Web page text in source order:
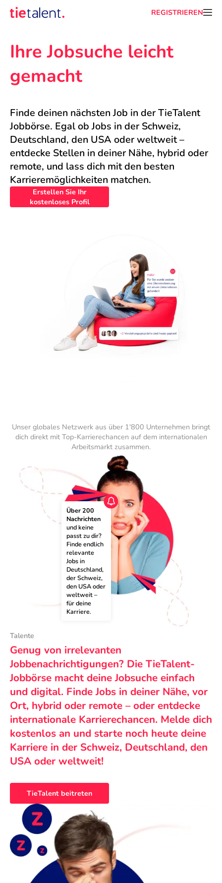
REGISTRIEREN
Ihre Jobsuche leicht
gemacht
Finde deinen nächsten Job in der TieTalent
Jobbörse. Egal ob Jobs in der Schweiz,
Deutschland, den USA oder weltweit –
entdecke Stellen in deiner Nähe, hybrid oder
remote, und lass dich mit den besten
Karrieremöglichkeiten matchen.
Erstellen Sie Ihr
kostenloses Profil
Unser globales Netzwerk aus über 1'800 Unternehmen bringt
dich direkt mit Top-Karrierechancen auf dem internationalen
Arbeitsmarkt zusammen.
Über 200
Nachrichten
und keine
passt zu dir?
Finde endlich
relevante
Jobs in
Deutschland,
der Schweiz,
den USA oder
weltweit –
für deine
Karriere.
Talente
Genug von irrelevanten
Jobbenachrichtigungen? Die TieTalent-
Jobbörse macht deine Jobsuche einfach
und digital. Finde Jobs in deiner Nähe, vor
Ort, hybrid oder remote – oder entdecke
internationale Karrierechancen. Melde dich
kostenlos an und starte noch heute deine
Karriere in der Schweiz, Deutschland, den
USA oder weltweit!
TieTalent beitreten